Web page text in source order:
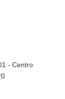
- Centro